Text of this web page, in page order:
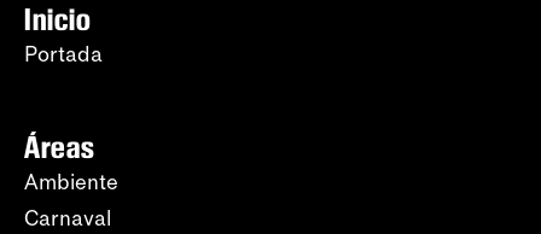
Inicio
Portada
Áreas
Ambiente
Carnaval